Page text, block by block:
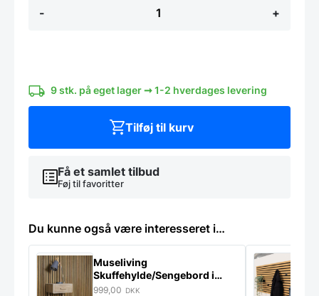
-
stærk
antal
+
9 stk. på eget lager ➞ 1-2 hverdages levering
Få et samlet tilbud
Føj til favoritter
Tilføj til kurv
Du kunne også være interesseret i…
Museliving
Skuffehylde/Sengebord i
massiv eg
999,00 DKK